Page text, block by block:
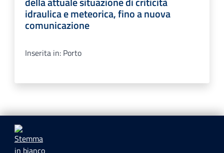
idraulica e meteorica, fino a nuova
comunicazione
Inserita in: Porto